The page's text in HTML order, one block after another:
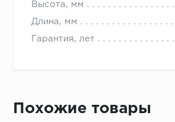
Высота, мм
Длина, мм
Гарантия, лет
Похожие товары